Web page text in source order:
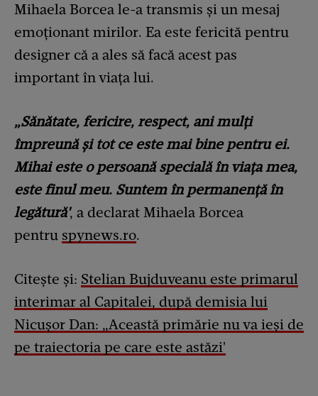
Mihaela Borcea le-a transmis și un mesaj
emoționant mirilor. Ea este fericită pentru
designer că a ales să facă acest pas
important în viața lui.
„Sănătate, fericire, respect, ani mulți
împreună și tot ce este mai bine pentru ei.
Mihai este o persoană specială în viața mea,
este finul meu. Suntem în permanență în
legătură', a declarat Mihaela Borcea
pentru spynews.ro.
Citește și: Stelian Bujduveanu este primarul
interimar al Capitalei, după demisia lui
Nicușor Dan: „Această primărie nu va ieși de
pe traiectoria pe care este astăzi'